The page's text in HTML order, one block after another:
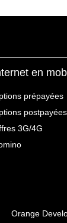
en
prépayées
postpayées
3G/4G
Orange